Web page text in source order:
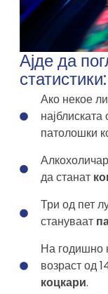
Ајде да
статистики:
Ако некое
патолошки
да станат
Три од пет
стануваат
На годишно
возраст од
коцкари.